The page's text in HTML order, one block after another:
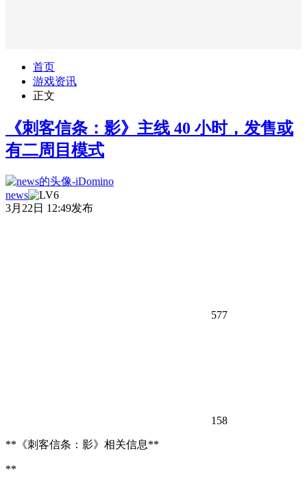
首页
游戏资讯
正文
《刺客信条：影》主线 40 小时，发售或
有二周目模式
news
3月22日 12:49发布
577
158
**《刺客信条：影》相关信息**
**